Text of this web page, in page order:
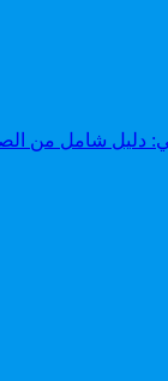
دليل شامل من